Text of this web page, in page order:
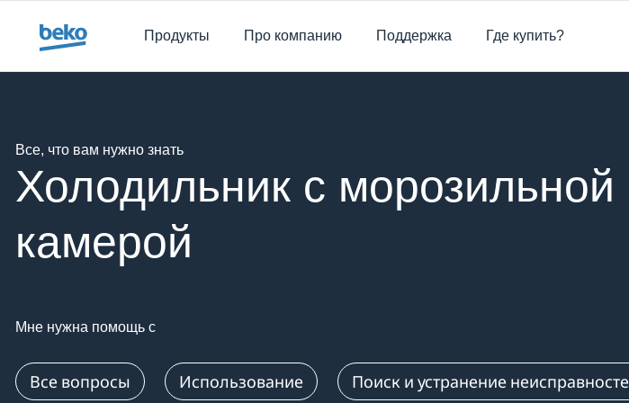
Продукты
Про компанию Поддержка Где купить?
Все, что вам нужно знать
Холодильник с морозильной
камерой
Мне нужна помощь с
Все вопросы Использование Поиск и устранение